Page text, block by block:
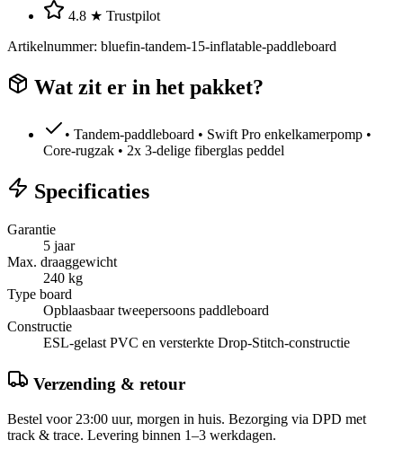
4.8 ★ Trustpilot
Artikelnummer: bluefin-tandem-15-inflatable-paddleboard
Wat zit er in het pakket?
• Tandem-paddleboard • Swift Pro enkelkamerpomp •
Core-rugzak • 2x 3-delige fiberglas peddel
Specificaties
Garantie
5 jaar
Max. draaggewicht
240 kg
Type board
Opblaasbaar tweepersoons paddleboard
Constructie
ESL-gelast PVC en versterkte Drop-Stitch-constructie
Verzending & retour
Bestel voor 23:00 uur, morgen in huis. Bezorging via DPD met
track & trace. Levering binnen 1–3 werkdagen.